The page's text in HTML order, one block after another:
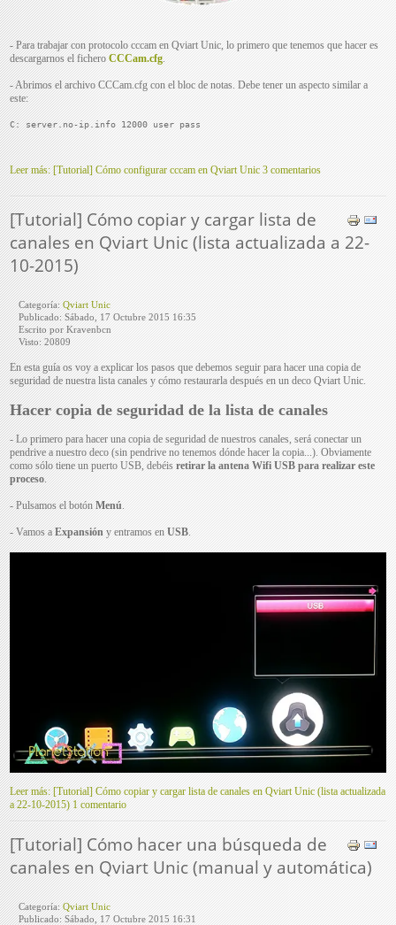
- Para trabajar con protocolo cccam en Qviart Unic, lo primero que tenemos que hacer es
descargarnos el ficheroCCCam.cfg
- Abrimos el archivo CCCam.cfg con el bloc de notas. Debe tener un aspecto similar a
este:
C: server.no-ip.info 12000 user pass
Leer más: [Tutorial] Cómo configurar cccam en Qviart Unic 3 comentarios
[Tutorial] Cómo copiar y cargar lista de
canales en Qviart Unic (lista actualizada a 22-
10-2015)
Categoría:Qviart Unic
Publicado: Sábado, 17 Octubre 2015 16:35
Escrito por Kravenbcn
Visto: 20809
En esta guía os voy a explicar los pasos que debemos seguir para hacer una copia de
seguridad de nuestra lista canales y cómo restaurarla después en un deco Qviart Unic.
Hacer copia de seguridad de la lista de canales
- Lo primero para hacer una copia de seguridad de nuestros canales, será conectar un
pendrive a nuestro deco (sin pendrive no tenemos dónde hacer la copia...). Obviamente
como sólo tiene un puerto USB, debéisretirar la antena Wifi USB para realizar este
proceso.
- Pulsamos el botónMenú
- Vamos aExpansión y entramos enUSB
Leer más: [Tutorial] Cómo copiar y cargar lista de canales en Qviart Unic (lista actualizada
a 22-10-2015) 1 comentario
[Tutorial] Cómo hacer una búsqueda de
canales en Qviart Unic (manual y automática)
Categoría:Qviart Unic
Publicado: Sábado, 17 Octubre 2015 16:31